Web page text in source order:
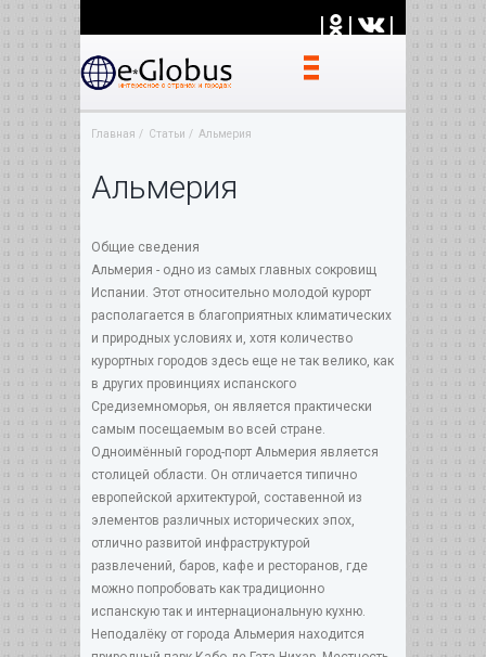
| | |
Главная Статьи Альмерия
Альмерия
Общие сведения
Альмерия - одно из самых главных сокровищ
Испании. Этот относительно молодой курорт
располагается в благоприятных климатических
и природных условиях и, хотя количество
курортных городов здесь еще не так велико, как
в других провинциях испанского
Средиземноморья, он является практически
самым посещаемым во всей стране.
Одноимённый город-порт Альмерия является
столицей области. Он отличается типично
европейской архитектурой, составенной из
элементов различных исторических эпох,
отлично развитой инфраструктурой
развлечений, баров, кафе и ресторанов, где
можно попробовать как традиционно
испанскую так и интернациональную кухню.
Неподалёку от города Альмерия находится